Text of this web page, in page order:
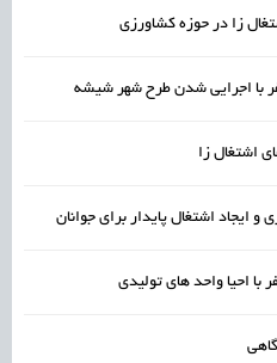
زا در حوزه کشاورزی
با اجرایی شدن طرح شهر شیشه
اشتغال زا
ایجاد اشتغال پایدار برای جوانان